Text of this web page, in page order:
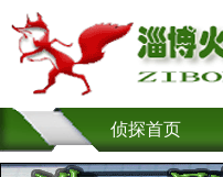
侦探首页